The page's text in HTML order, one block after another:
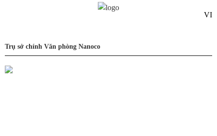
VI
Trụ sở chính Văn phòng Nanoco